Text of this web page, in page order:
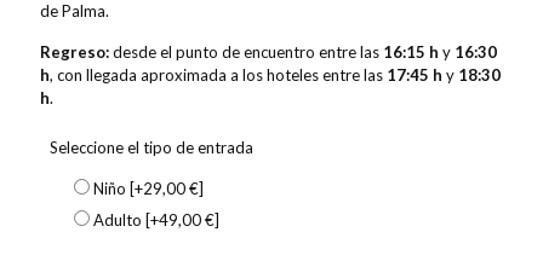
de Palma.
Regreso:desde el punto de encuentro entre las 16:15 h y 16:30
h, con llegada aproximada a los hoteles entre las 17:45 h y 18:30
h.
Seleccione el tipo de entrada
Niño [+29,00 €]
Adulto [+49,00 €]